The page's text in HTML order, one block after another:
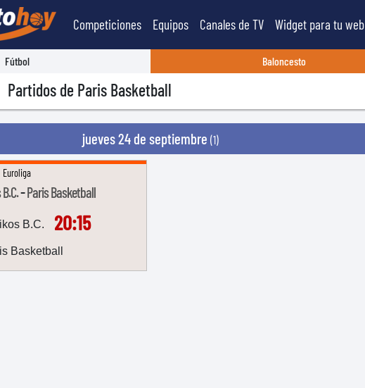
Competiciones Equipos Canales de TV Widget para tu web
Fútbol Baloncesto
Partidos de Paris Basketball
jueves 24 de septiembre (1)
Euroliga
-Paris Basketball
20:15